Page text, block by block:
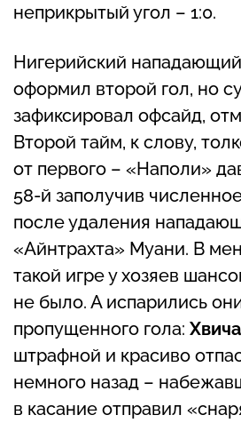
неприкрытый угол – 1:0.
Нигерийский
оформил второй гол, но
зафиксировал офсайд,
Второй тайм, к слову,
от первого – «Наполи»
58-й заполучив
после удаления
«Айнтрахта» Муани. В
такой игре у хозяев
не было. А испарились
пропущенного гола: Хвича
штрафной и красиво
немного назад –
в касание отправил